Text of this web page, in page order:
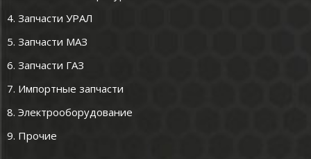
4. Запчасти УРАЛ
5. Запчасти МАЗ
6. Запчасти ГАЗ
7. Импортные запчасти
8. Электрооборудование
9. Прочие